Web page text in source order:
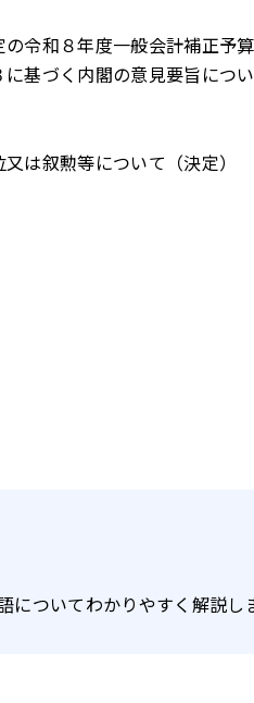
令和８年度一般会計補正予
基づく内閣の意見要旨につい
は叙勲等について（決定）
ついてわかりやすく解説し